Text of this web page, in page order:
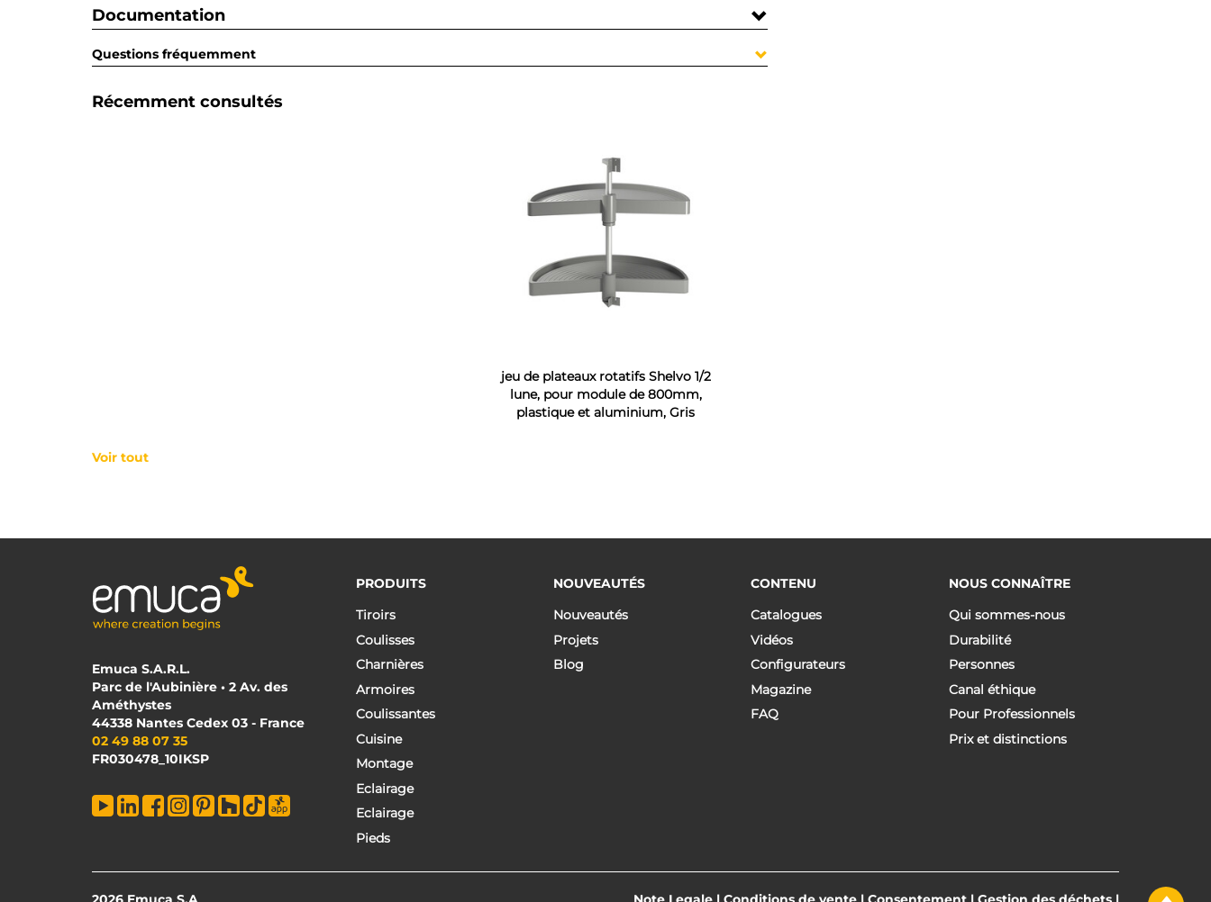
Documentation
Questions fréquemment
Récemment consultés
jeu de plateaux rotatifs Shelvo 1/2
lune, pour module de 800mm,
plastique et aluminium, Gris
Voir tout
Emuca S.A.R.L.
Parc de l'Aubinière • 2 Av. des
Améthystes
44338 Nantes Cedex 03 - France
02 49 88 07 35
FR030478_10IKSP
PRODUITS
Tiroirs
Coulisses
Charnières
Armoires
Coulissantes
Cuisine
Montage
Eclairage
Eclairage
Pieds
NOUVEAUTÉS
Nouveautés
Projets
Blog
CONTENU
Catalogues
Vidéos
Configurateurs
Magazine
FAQ
NOUS CONNAÎTRE
Qui sommes-nous
Durabilité
Personnes
Canal éthique
Pour Professionnels
Prix et distinctions